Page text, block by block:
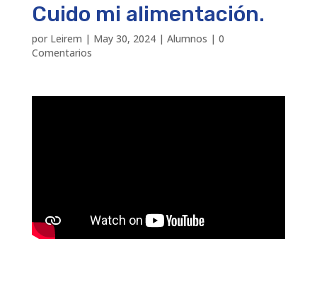
Cuido mi alimentación.
por Leirem | May 30, 2024| Alumnos | 0
Comentarios